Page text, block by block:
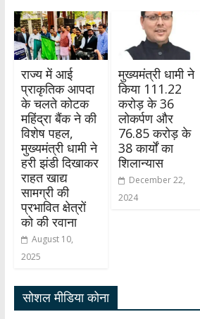
राज्य में आई
प्राकृतिक आपदा
के चलते कोटक
महिंद्रा बैंक ने की
विशेष पहल,
मुख्यमंत्री धामी ने
हरी झंडी दिखाकर
राहत खाद्य
सामग्री की
प्रभावित क्षेत्रों
को की रवाना
August 10,
2025
मुख्यमंत्री धामी ने
किया 111.22
करोड़ के 36
लोकर्पण और
76.85 करोड़ के
38 कार्यों का
शिलान्यास
December 22,
2024
सोशल मीडिया कोना